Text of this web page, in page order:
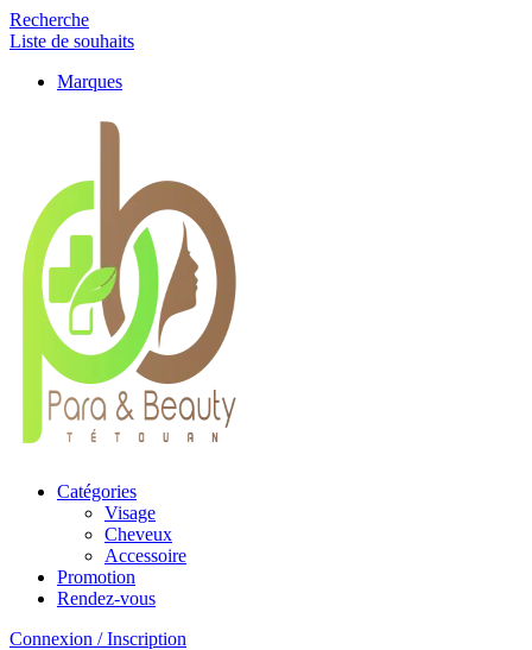
Recherche
Liste de souhaits
Marques
Catégories
Visage
Cheveux
Accessoire
Promotion
Rendez-vous
Connexion / Inscription